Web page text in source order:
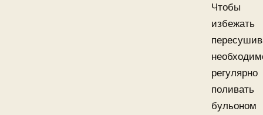
Чтобы
избежать
регулярно
поливать
бульоном